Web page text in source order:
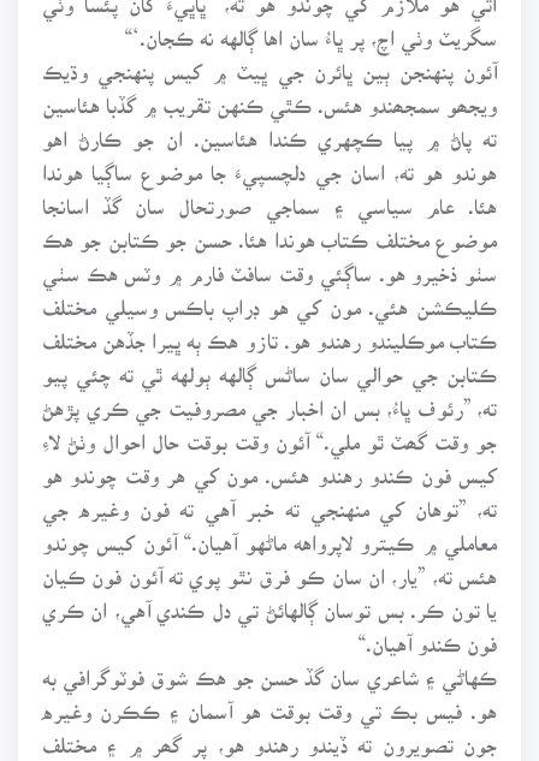
سگريٽ وٺي اچ، پر ڀاءُ سان اها ڳالهه نه ڪجان.‘“
آئون پنهنجن ٻين ڀائرن جي ڀيٽ ۾ کيس پنهنجي وڌيڪ
ويجھو سمجھندو هئس. ڪٿي ڪنهن تقريب ۾ گڏبا هئاسين
ته پاڻ ۾ پيا ڪچهري ڪندا هئاسين. ان جو ڪارڻ اهو
هوندو هو ته، اسان جي دلچسپيءَ جا موضوع ساڳيا هوندا
هئا. عام سياسي ۽ سماجي صورتحال سان گڏ اسانجا
موضوع مختلف ڪتاب هوندا هئا. حسن جو ڪتابن جو هڪ
سٺو ذخيرو هو. ساڳئي وقت سافٽ فارم ۾ وٽس هڪ سٺي
ڪليڪشن هئي. مون کي هو ڊراپ باڪس وسيلي مختلف
ڪتاب موڪليندو رهندو هو. تازو هڪ ٻه ڀيرا جڏهن مختلف
ڪتابن جي حوالي سان ساڻس ڳالهه ٻولهه ٿي ته چئي پيو
ته، ”رئوف ڀاءُ، بس ان اخبار جي مصروفيت جي ڪري پڙهڻ
جو وقت گھٽ ٿو ملي.“ آئون وقت بوقت حال احوال وٺڻ لاءِ
کيس فون ڪندو رهندو هئس. مون کي هر وقت چوندو هو
ته، ”توهان کي منهنجي ته خبر آهي ته فون وغيره جي
معاملي ۾ ڪيترو لاپرواهه ماڻهو آهيان.“ آئون کيس چوندو
هئس ته، ”يار، ان سان ڪو فرق نٿو پوي ته آئون فون ڪيان
يا تون ڪر. بس توسان ڳالهائڻ تي دل ڪندي آهي، ان ڪري
فون ڪندو آهيان.“
ڪهاڻي ۽ شاعري سان گڏ حسن جو هڪ شوق فوٽوگرافي به
هو. فيس بڪ تي وقت بوقت هو آسمان ۽ ڪڪرن وغيره
جون تصويرون ته ڏيندو رهندو هو، پر گھر ۾ ۽ مختلف